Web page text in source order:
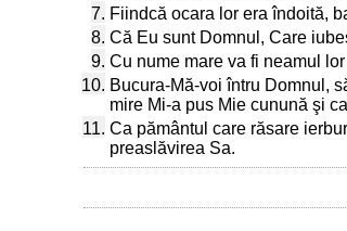
7. Fiindcă ocara lor era îndoită,
8. Că Eu sunt Domnul, Care
9. Cu nume mare va fi neamul
10. Bucura-Mă-voi întru Domnul,
mire Mi-a pus Mie cunună şi
11. Ca pământul care răsare
preaslăvirea Sa.